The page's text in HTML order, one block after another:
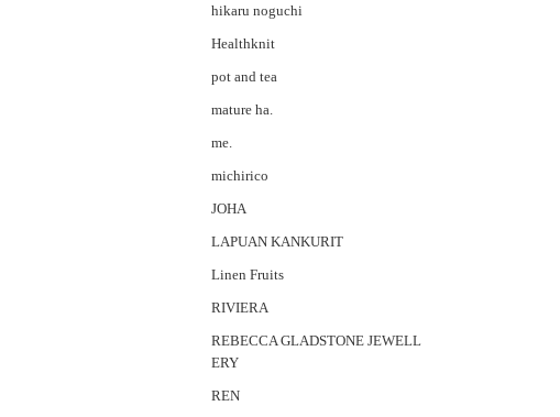
hikaru noguchi
Healthknit
pot and tea
mature ha.
me.
michirico
JOHA
LAPUAN KANKURIT
Linen Fruits
RIVIERA
REBECCA GLADSTONE JEWELL
ERY
REN